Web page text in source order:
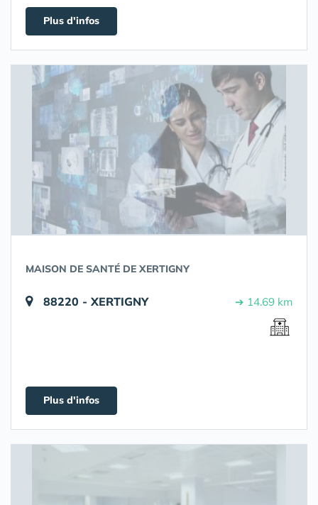
Plus d'infos
MAISON DE SANTÉ DE XERTIGNY
88220 - XERTIGNY ➔ 14.69 km
Plus d'infos